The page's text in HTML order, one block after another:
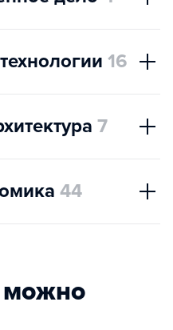
16
7
44
можно